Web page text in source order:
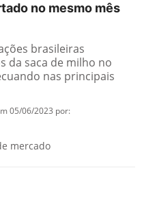
no mesmo mês
brasileiras
da saca de milho no
nas principais
05/06/2023 por:
mercado